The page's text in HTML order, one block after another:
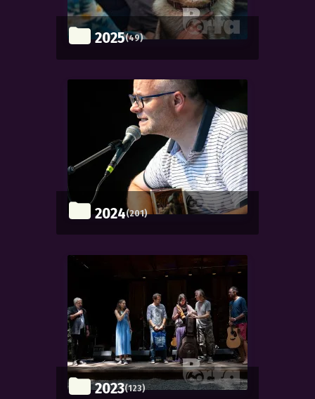
2025(49)
2024(201)
2023(123)